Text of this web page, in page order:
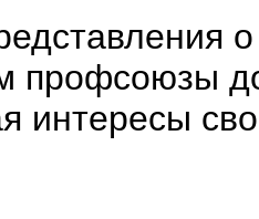
профсоюзы
интересы